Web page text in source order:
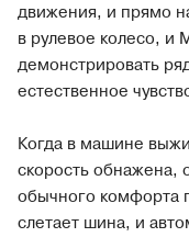
движения, и прямо
в рулевое колесо, и
демонстрировать
естественное
Когда в машине
скорость обнажена,
обычного комфорта
слетает шина, и